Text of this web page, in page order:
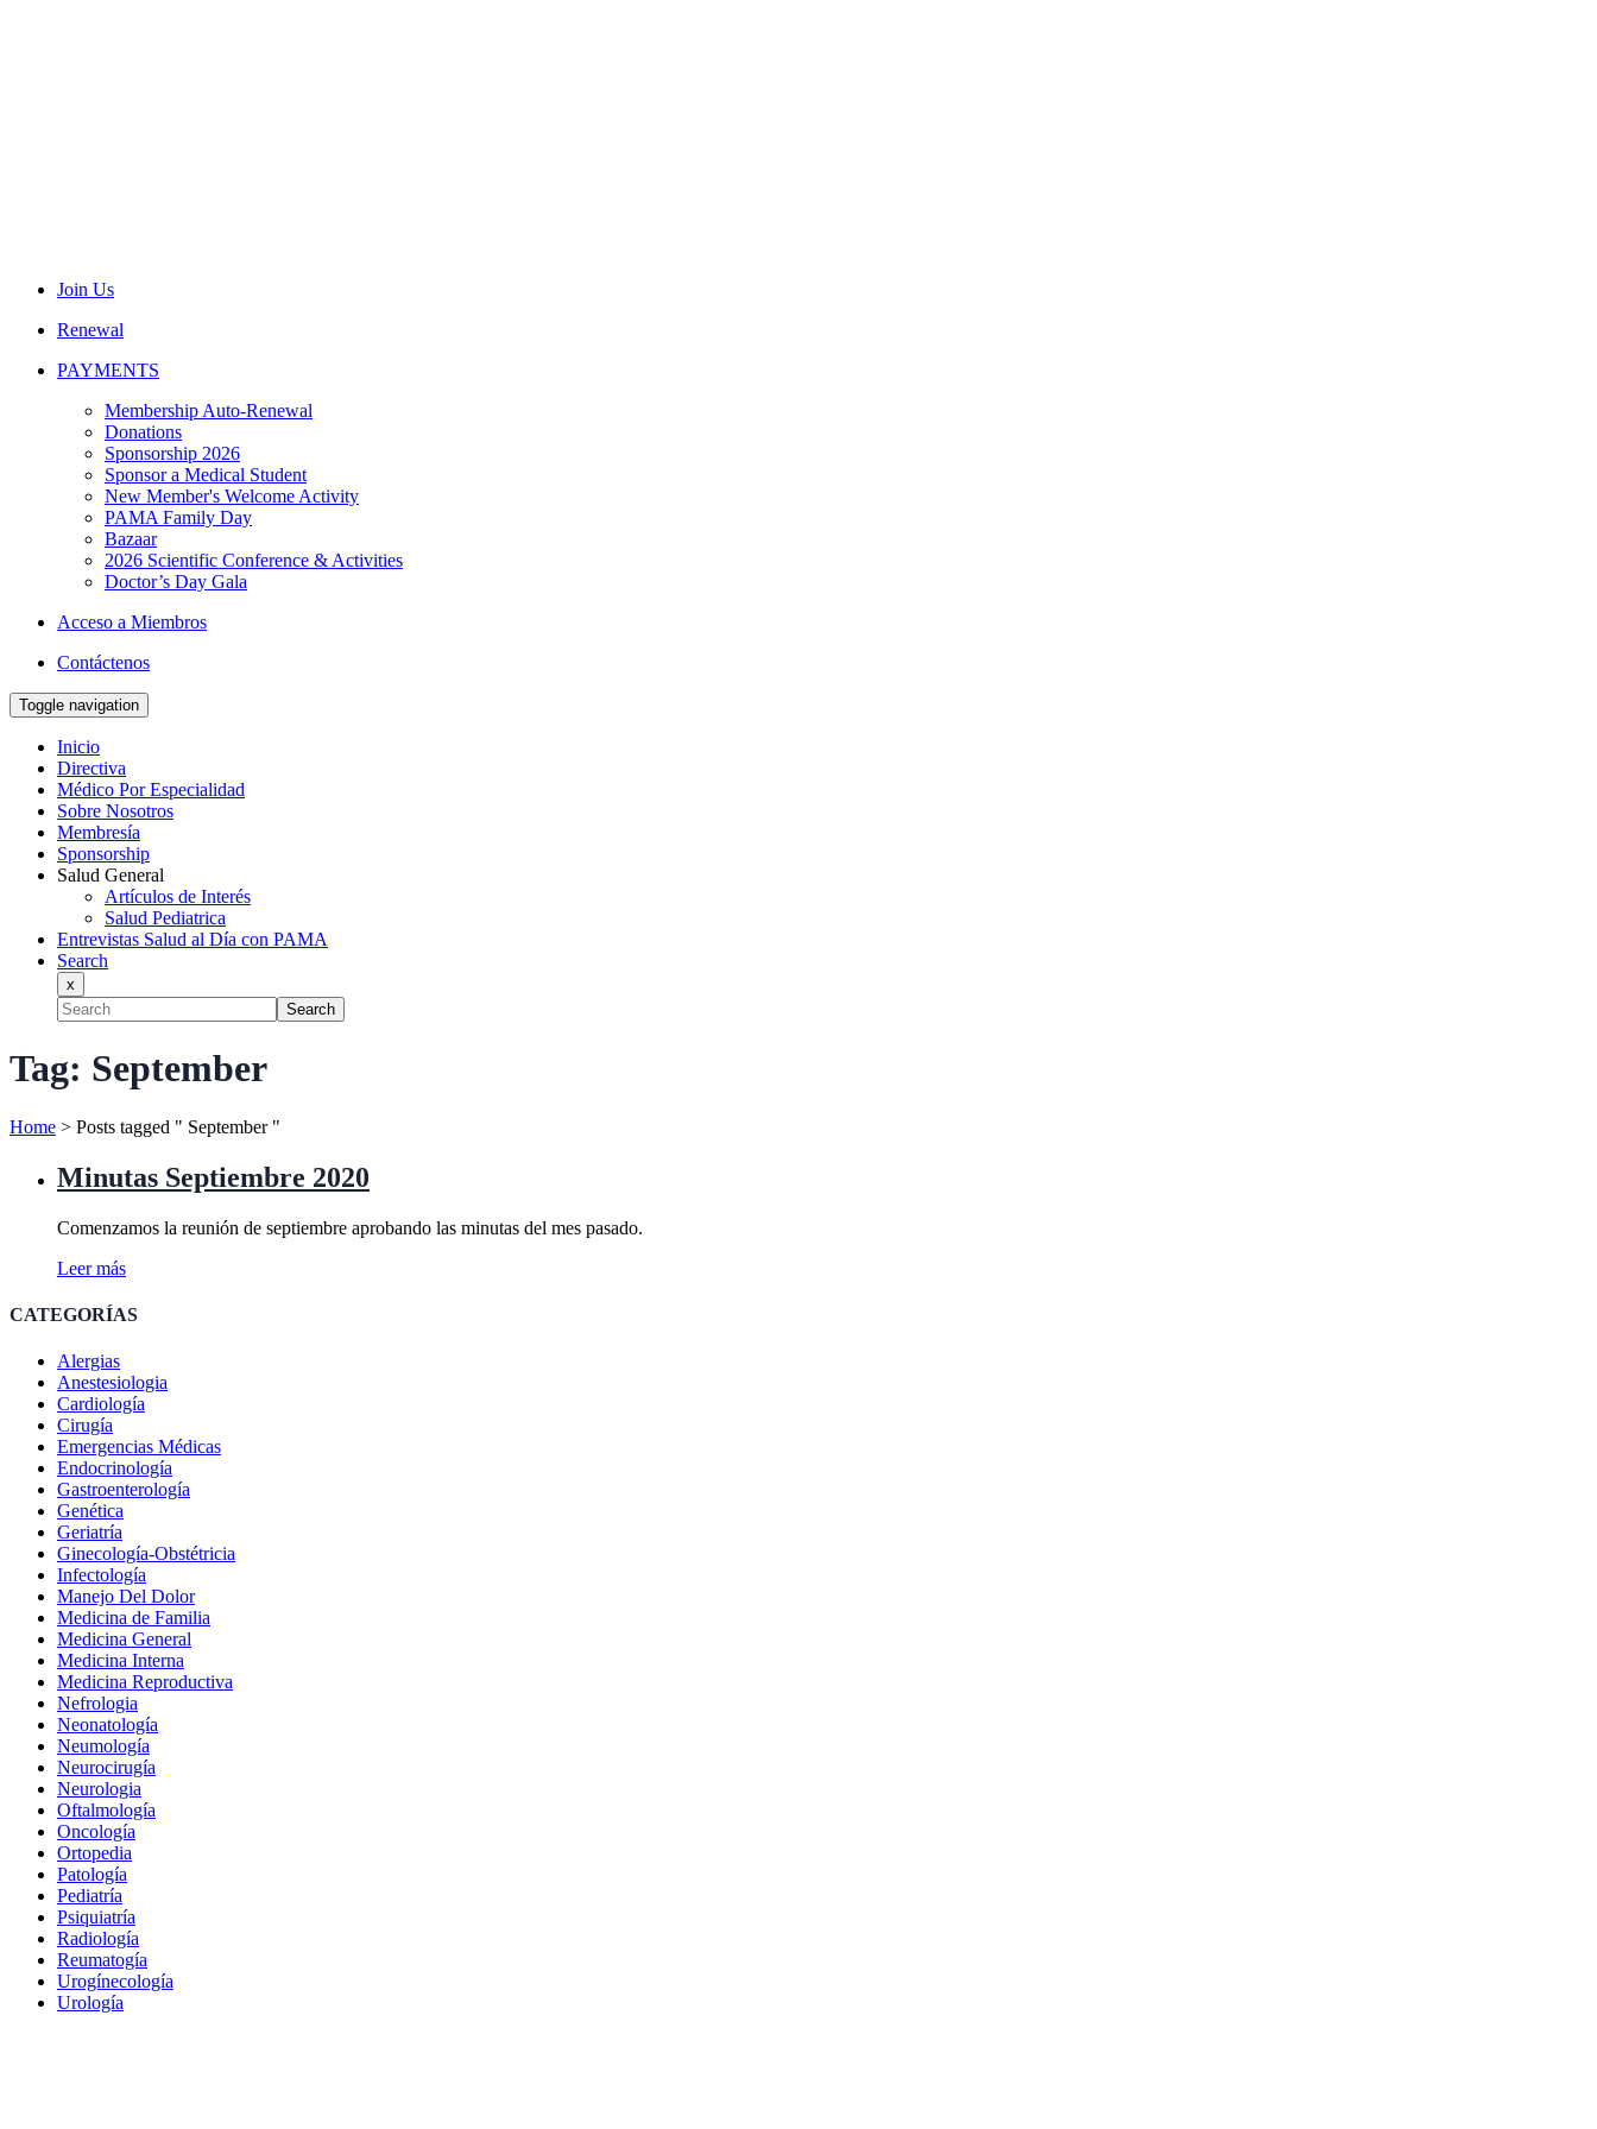
Join Us
Renewal
PAYMENTS
Membership Auto-Renewal
Donations
Sponsorship 2026
Sponsor a Medical Student
New Member's Welcome Activity
PAMA Family Day
Bazaar
2026 Scientific Conference & Activities
Doctor’s Day Gala
Acceso a Miembros
Contáctenos
Toggle navigation
Inicio
Directiva
Médico Por Especialidad
Sobre Nosotros
Membresía
Sponsorship
Salud General
Artículos de Interés
Salud Pediatrica
Entrevistas Salud al Día con PAMA
Search
x
Search
Tag: September
Home > Posts tagged " September "
Minutas Septiembre 2020
Comenzamos la reunión de septiembre aprobando las minutas del mes pasado.
Leer más
CATEGORÍAS
Alergias
Anestesiologia
Cardiología
Cirugía
Emergencias Médicas
Endocrinología
Gastroenterología
Genética
Geriatría
Ginecología-Obstétricia
Infectología
Manejo Del Dolor
Medicina de Familia
Medicina General
Medicina Interna
Medicina Reproductiva
Nefrologia
Neonatología
Neumología
Neurocirugía
Neurologia
Oftalmología
Oncología
Ortopedia
Patología
Pediatría
Psiquiatría
Radiología
Reumatogía
Urogínecología
Urología